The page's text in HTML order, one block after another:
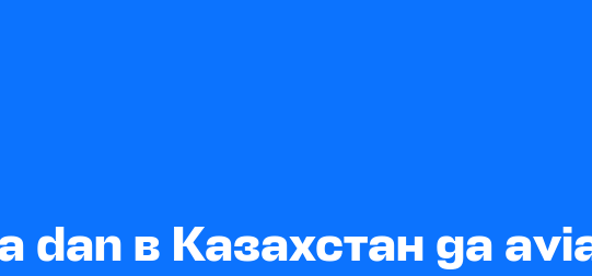
dan в Казахстан ga